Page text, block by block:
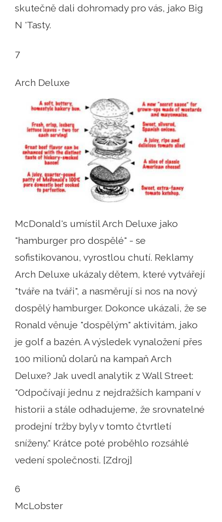
skutečně dali dohromady pro vás, jako Big
N 'Tasty.
7
Arch Deluxe
McDonald's umístil Arch Deluxe jako
"hamburger pro dospělé" - se
sofistikovanou, vyrostlou chutí. Reklamy
Arch Deluxe ukázaly dětem, které vytvářejí
"tváře na tváři", a nasměrují si nos na nový
dospělý hamburger. Dokonce ukázali, že se
Ronald věnuje "dospělým" aktivitám, jako
je golf a bazén. A výsledek vynaložení přes
100 milionů dolarů na kampaň Arch
Deluxe? Jak uvedl analytik z Wall Street:
"Odpočívají jednu z nejdražších kampaní v
historii a stále odhadujeme, že srovnatelné
prodejní tržby byly v tomto čtvrtletí
sníženy." Krátce poté proběhlo rozsáhlé
vedení společnosti. [Zdroj]
6
McLobster